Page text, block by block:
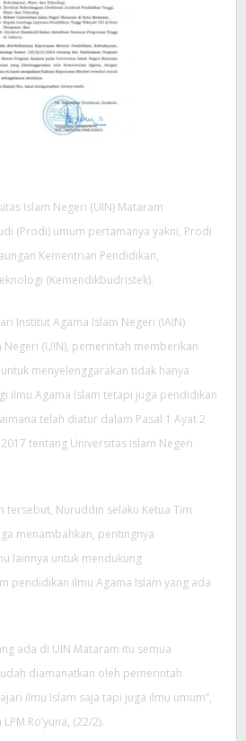
Islam Negeri (UIN) Mataram
(Prodi) umum pertamanya yakni, Prodi
Kementrian Pendidikan,
(Kemendikbudristek).
Institut Agama Islam Negeri (IAIN)
(UIN), pemerintah memberikan
menyelenggarakan tidak hanya
ilmu Agama Islam tetapi juga pendidikan
telah diatur dalam Pasal 1 Ayat 2
tentang Universitas Islam Negeri
tersebut, Nuruddin selaku Ketua Tim
menambahkan, pentingnya
lainnya untuk mendukung
pendidikan ilmu Agama Islam yang ada
ada di UIN Mataram itu semua
diamanatkan oleh pemerintah
ilmu Islam saja tapi juga ilmu umum”,
Ro’yuna, (22/2).